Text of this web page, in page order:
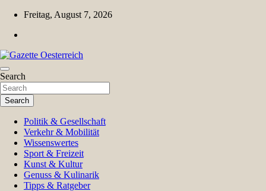
Skip
content
Freitag, August 7, 2026
Gazette Oesterreich
Magazin für Freizeit, Politik, Kultur & Wissenschaft
Search
Search
Politik & Gesellschaft
Verkehr & Mobilität
Wissenswertes
Sport & Freizeit
Kunst & Kultur
Genuss & Kulinarik
Tipps & Ratgeber